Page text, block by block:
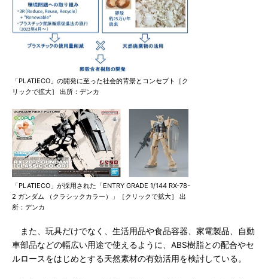
「PLATIECO」の開発に至った社会的背景とコンセプト［ク
リックで拡大］ 出所：デンカ
「PLATIECO」が採用された「ENTRY GRADE 1/144 RX-78-
2 ガンダム （クラシックカラー）」［クリックで拡大］ 出
所：デンカ
また、玩具だけでなく、生活用品や食品容器、家電製品、自動
車部品などの幅広い用途で使えるように、ABS樹脂との配合やセ
ルロースをはじめとする天然素材の有効活用を検討している。